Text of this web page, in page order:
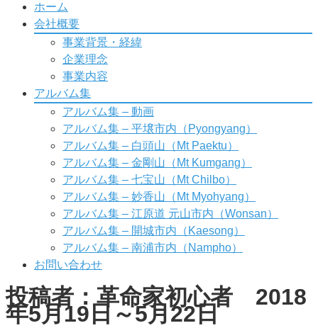
ホーム
会社概要
事業背景・経緯
企業理念
事業内容
アルバム集
アルバム集 – 動画
アルバム集 – 平壌市内（Pyongyang）
アルバム集 – 白頭山（Mt Paektu）
アルバム集 – 金剛山（Mt Kumgang）
アルバム集 – 七宝山（Mt Chilbo）
アルバム集 – 妙香山（Mt Myohyang）
アルバム集 – 江原道 元山市内（Wonsan）
アルバム集 – 開城市内（Kaesong）
アルバム集 – 南浦市内（Nampho）
お問い合わせ
投稿者：革命家初心者 2018
年5月19日～5月22日